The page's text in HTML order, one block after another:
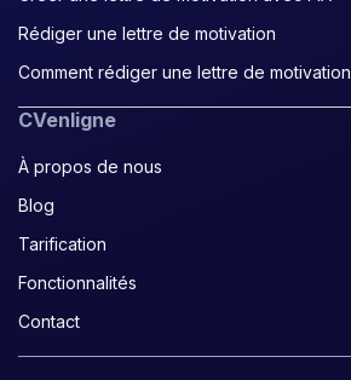
Rédiger une lettre de motivation
Comment rédiger une lettre de motivation
CVenligne
À propos de nous
Blog
Tarification
Fonctionnalités
Contact